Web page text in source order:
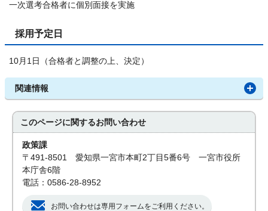
一次選考合格者に個別面接を実施
採用予定日
10月1日（合格者と調整の上、決定）
関連情報
このページに関するお問い合わせ
政策課
〒491-8501 愛知県一宮市本町2丁目5番6号 一宮市役所
本庁舎6階
電話：0586-28-8952
お問い合わせは専用フォームをご利用ください。